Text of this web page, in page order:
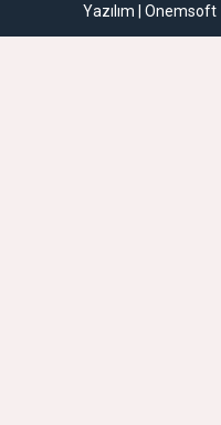
Yazılım | Onemsoft